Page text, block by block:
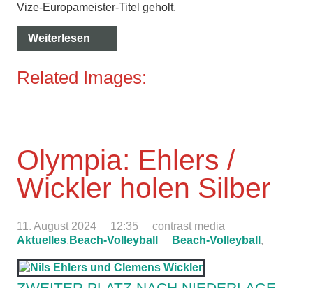
Vize-Europameister-Titel geholt.
Weiterlesen
Related Images:
Olympia: Ehlers /
Wickler holen Silber
11. August 2024 12:35
contrast media
Aktuelles, Beach-Volleyball Beach-Volleyball ,